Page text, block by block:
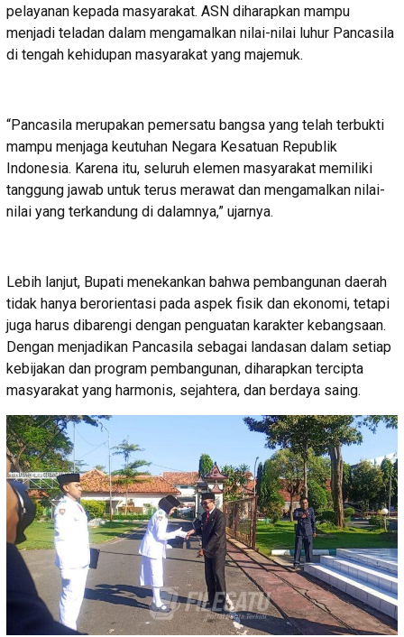
pelayanan kepada masyarakat. ASN diharapkan mampu
menjadi teladan dalam mengamalkan nilai-nilai luhur Pancasila
di tengah kehidupan masyarakat yang majemuk.
“Pancasila merupakan pemersatu bangsa yang telah terbukti
mampu menjaga keutuhan Negara Kesatuan Republik
Indonesia. Karena itu, seluruh elemen masyarakat memiliki
tanggung jawab untuk terus merawat dan mengamalkan nilai-
nilai yang terkandung di dalamnya,” ujarnya.
Lebih lanjut, Bupati menekankan bahwa pembangunan daerah
tidak hanya berorientasi pada aspek fisik dan ekonomi, tetapi
juga harus dibarengi dengan penguatan karakter kebangsaan.
Dengan menjadikan Pancasila sebagai landasan dalam setiap
kebijakan dan program pembangunan, diharapkan tercipta
masyarakat yang harmonis, sejahtera, dan berdaya saing.